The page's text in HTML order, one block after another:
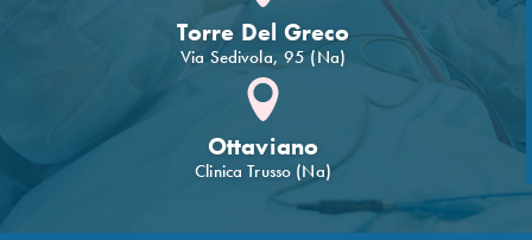
Torre Del Greco
Via Sedivola, 95 (Na)
Ottaviano
Clinica Trusso (Na)